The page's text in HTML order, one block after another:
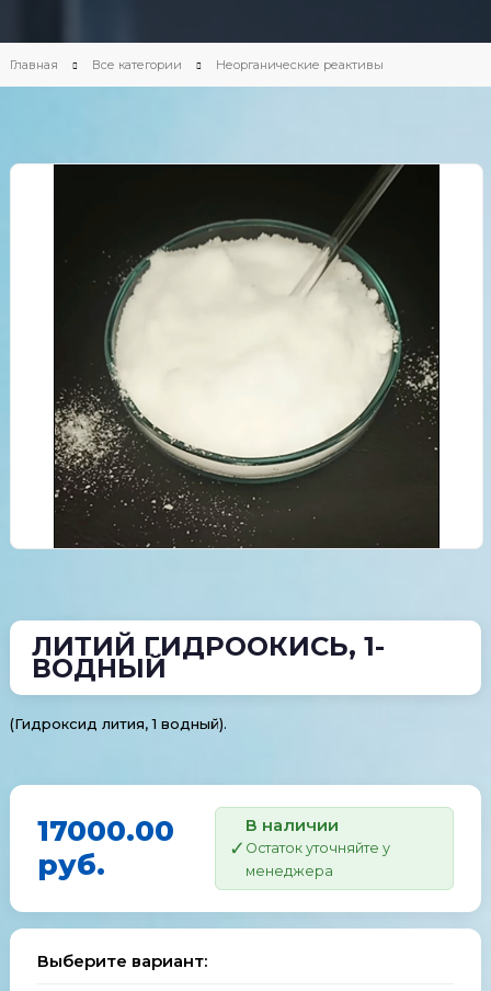
Главная Все категории Неорганические реактивы
ЛИТИЙ ГИДРООКИСЬ, 1-
ВОДНЫЙ
(Гидроксид лития, 1 водный).
17000.00
руб.
В наличии
Остаток уточняйте у
менеджера
Выберите вариант: